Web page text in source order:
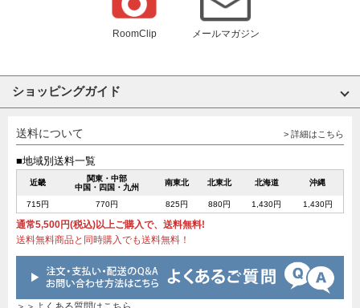
RoomClip メールマガジン
ショッピングガイド
送料について > 詳細はこちら
■地域別送料一覧
近畿
関東・中部
中国・四国・九州
南東北 北東北 北海道 沖縄
715円 770円 825円 880円 1,430円 1,430円
通常5,500円(税込)以上ご購入で、送料無料!
送料無料商品と同時購入でも送料無料！